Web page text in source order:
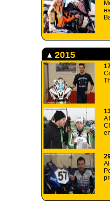
2015
A